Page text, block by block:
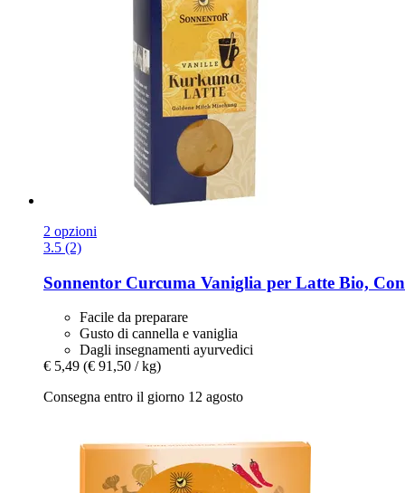
2 opzioni
3.5 (2)
Sonnentor Curcuma Vaniglia per Latte Bio,
Facile da preparare
Gusto di cannella e vaniglia
Dagli insegnamenti ayurvedici
€ 5,49 (€ 91,50 / kg)
Consegna entro il giorno 12 agosto